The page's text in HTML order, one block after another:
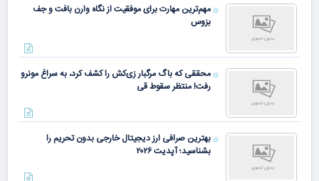
مهم‌ترین مهارت برای موفقیت از نگاه وارن بافت و جف
بزوس
محققی که باگ مرگبار زی‌کش را کشف کرد، به سراغ مونرو
رفت! منتظر سقوط قی
بهترین صرافی ارز دیجیتال خارجی بدون تحریم را
بشناسید؛ آپدیت ۲۰۲۶